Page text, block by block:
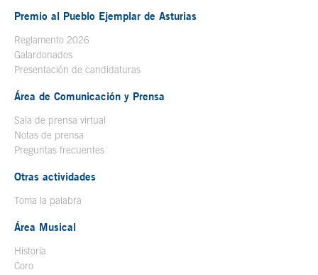
Premio al Pueblo Ejemplar de Asturias
Reglamento 2026
Galardonados
Presentación de candidaturas
Área de Comunicación y Prensa
Sala de prensa virtual
Notas de prensa
Preguntas frecuentes
Otras actividades
Toma la palabra
Área Musical
Historia
Coro